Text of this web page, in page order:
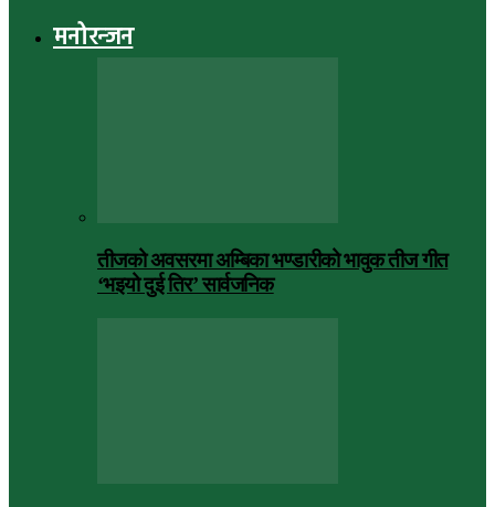
मनोरन्जन
तीजको अवसरमा अम्बिका भण्डारीको भावुक तीज गीत
‘भइयो दुई तिर’ सार्वजनिक